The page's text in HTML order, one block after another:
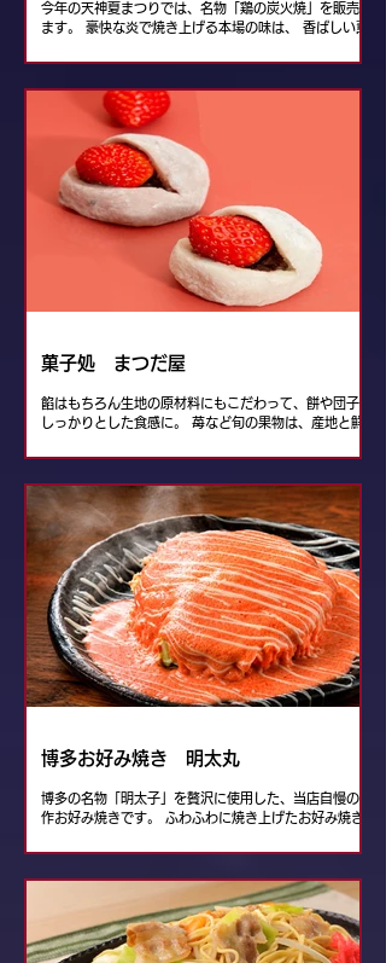
今年の天神夏まつりでは、名物「鶏の炭火焼」を販売し
ます。 豪快な炎で焼き上げる本場の味は、 香ばしい薫
菓子処 まつだ屋
餡はもちろん生地の原材料にもこだわって、餅や団子は
しっかりとした食感に。 苺など旬の果物は、産地と鮮
からお茶の席まで楽しんでいただけるように、 形や色
ら、 笑顔につながる和菓子をお届けしたい。 その思い
が『菓子処まつだ屋』の味と形に現れています。
博多お好み焼き 明太丸
博多の名物「明太子」を贅沢に使用した、当店自慢の創
作お好み焼きです。 ふわふわに焼き上げたお好み焼き
かけました。ひと口食べると、明太子の旨みと程よい塩
が止まらなくなる美味しさです。 鉄板で焼き上げる香
ばしい生地と、とろ〜りなめらかな明太クリームの相性
は抜群。お酒のお供としてはもちろん、シェアして楽し
む一品としてもおすすめです。 見た目のインパクトだ